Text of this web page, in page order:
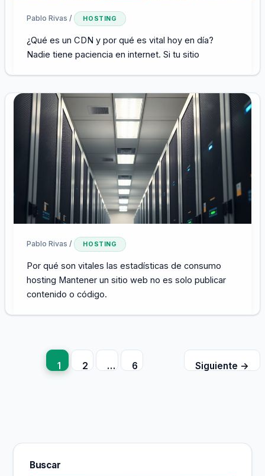
Pablo Rivas/ HOSTING
¿Qué es un CDN y por qué es vital hoy en día?
Nadie tiene paciencia en internet. Si tu sitio
Pablo Rivas / HOSTING
Por qué son vitales las estadísticas de consumo
hosting Mantener un sitio web no es solo publicar
contenido o código.
1 2 … 6 Siguiente →
Buscar